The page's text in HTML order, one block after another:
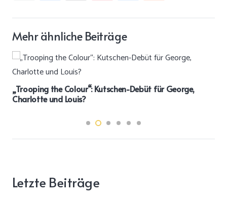
Mehr ähnliche Beiträge
„Trooping the Colour“: Kutschen-Debüt für George,
Charlotte und Louis?
Letzte Beiträge